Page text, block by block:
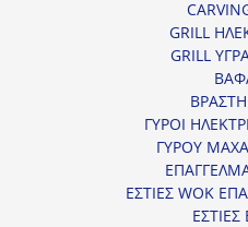
GRILL
GRILL
ΓΥΡΟΙ
ΓΥΡΟΥ
ΕΣΤΙΕΣ WOK